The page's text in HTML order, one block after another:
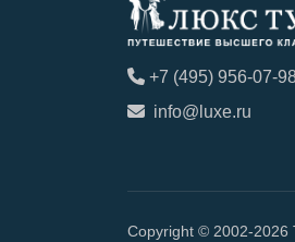
+7 (495) 956-07-
info@luxe.ru
Copyright © 2002-2026